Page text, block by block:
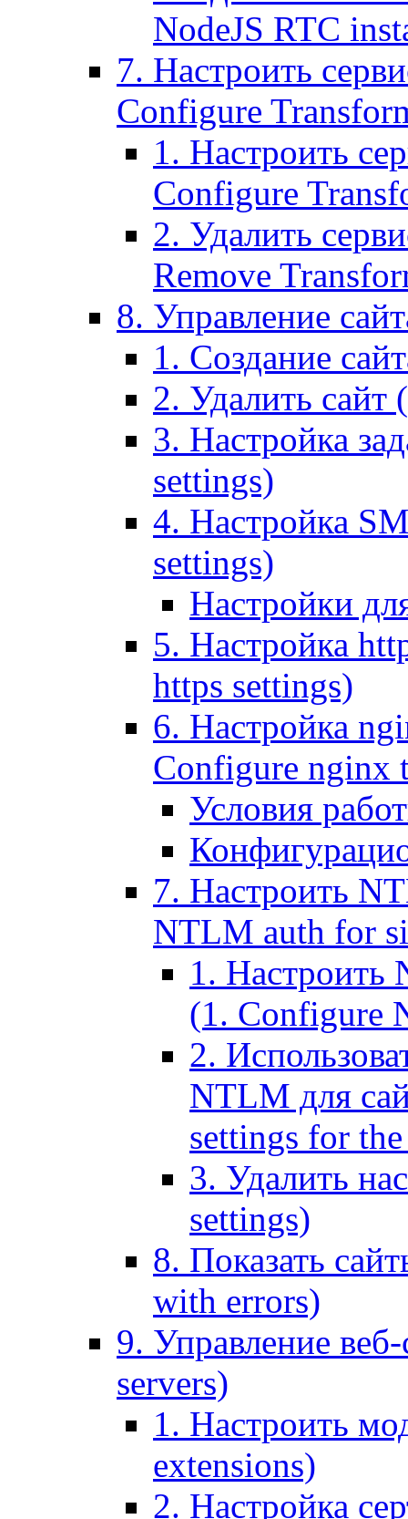
NodeJS RTC
7. Настроить
Configure
1. Настроить
Configure
2. Удалить
Remove
8. Управление
1. Создание
2. Удалить сайт
3. Настройка
settings)
4. Настройка
settings)
Настройки
5. Настройка
https settings)
6. Настройка
Configure nginx
Условия
7. Настроить
NTLM auth for
1. Настроить
(1. Configure
2.
NTLM для
settings for
3. Удалить
settings)
8. Показать
with errors)
9. Управление
servers)
1. Настроить
extensions)
2. Настройка